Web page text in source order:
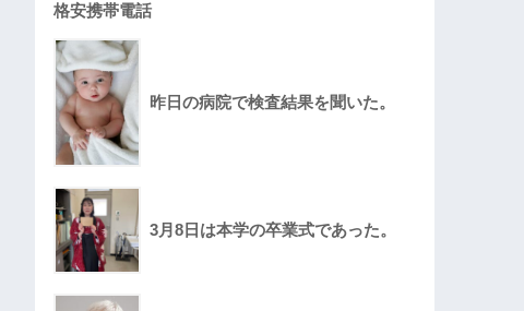
格安携帯電話
昨日の病院で検査結果を聞いた。
3月8日は本学の卒業式であった。